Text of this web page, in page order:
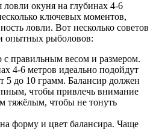
окуня на глубинах 4-6
ключевых моментов,
ловли. Вот несколько советов
опытных рыболовов:
с правильным весом и размером.
4-6 метров идеально подойдут
5 до 10 грамм. Балансир должен
чтобы привлечь внимание
тяжёлым, чтобы не тонуть
форму и цвет балансира. Чаще